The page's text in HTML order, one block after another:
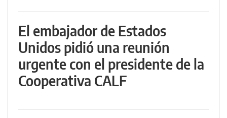
El embajador de Estados
Unidos pidió una reunión
urgente con el presidente de la
Cooperativa CALF